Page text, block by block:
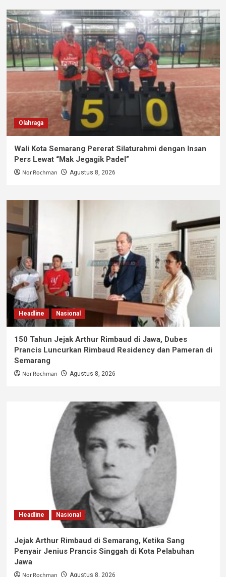
Olahraga
Wali Kota Semarang Pererat Silaturahmi dengan Insan
Pers Lewat “Mak Jegagik Padel”
Nor Rochman Agustus 8, 2026
Headline Nasional
150 Tahun Jejak Arthur Rimbaud di Jawa, Dubes
Prancis Luncurkan Rimbaud Residency dan Pameran di
Semarang
Nor Rochman Agustus 8, 2026
Headline Nasional
Jejak Arthur Rimbaud di Semarang, Ketika Sang
Penyair Jenius Prancis Singgah di Kota Pelabuhan
Jawa
Agustus 8, 2026